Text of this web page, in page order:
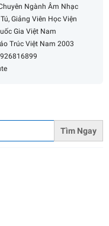
Ngành Âm Nhạc
Giảng Viên Học Viện
Gia Việt Nam
Trúc Việt Nam 2003